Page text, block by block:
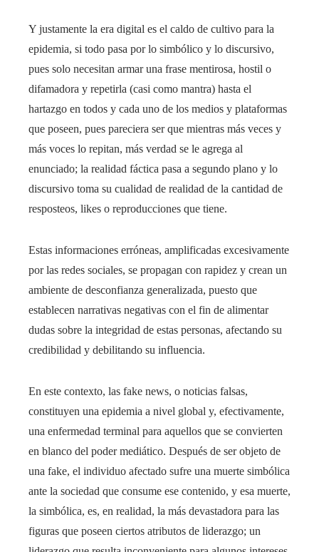
Y justamente la era digital es el caldo de cultivo para la
epidemia, si todo pasa por lo simbólico y lo discursivo,
pues solo necesitan armar una frase mentirosa, hostil o
difamadora y repetirla (casi como mantra) hasta el
hartazgo en todos y cada uno de los medios y plataformas
que poseen, pues pareciera ser que mientras más veces y
más voces lo repitan, más verdad se le agrega al
enunciado; la realidad fáctica pasa a segundo plano y lo
discursivo toma su cualidad de realidad de la cantidad de
resposteos, likes o reproducciones que tiene.
Estas informaciones erróneas, amplificadas excesivamente
por las redes sociales, se propagan con rapidez y crean un
ambiente de desconfianza generalizada, puesto que
establecen narrativas negativas con el fin de alimentar
dudas sobre la integridad de estas personas, afectando su
credibilidad y debilitando su influencia.
En este contexto, las fake news, o noticias falsas,
constituyen una epidemia a nivel global y, efectivamente,
una enfermedad terminal para aquellos que se convierten
en blanco del poder mediático. Después de ser objeto de
una fake, el individuo afectado sufre una muerte simbólica
ante la sociedad que consume ese contenido, y esa muerte,
la simbólica, es, en realidad, la más devastadora para las
figuras que poseen ciertos atributos de liderazgo; un